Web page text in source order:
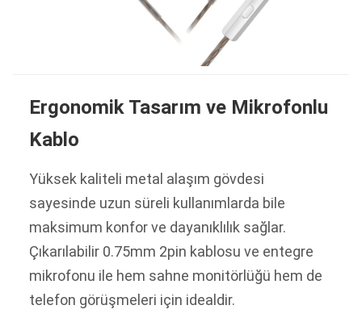
Ergonomik Tasarım ve Mikrofonlu
Kablo
Yüksek kaliteli metal alaşım gövdesi
sayesinde uzun süreli kullanımlarda bile
maksimum konfor ve dayanıklılık sağlar.
Çıkarılabilir 0.75mm 2pin kablosu ve entegre
mikrofonu ile hem sahne monitörlüğü hem de
telefon görüşmeleri için idealdir.